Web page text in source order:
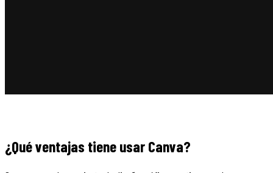
¿Qué ventajas tiene usar Canva?